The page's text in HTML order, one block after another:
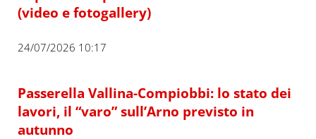
(video e fotogallery)
24/07/2026 10:17
Passerella Vallina-Compiobbi: lo stato dei
lavori, il “varo” sull’Arno previsto in
autunno